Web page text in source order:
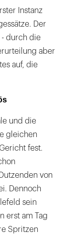
Instanz
Der
- durch die
aber
auf, die
und die
gleichen
fest.
von
Dennoch
sein
erst am Tag
Spritzen